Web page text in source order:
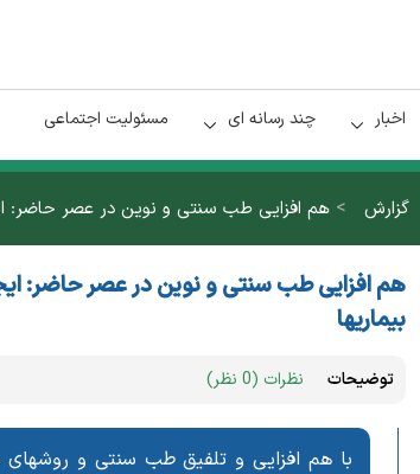
اخبار چند رسانه ای مسئولیت اجتماعی
گزارش > هم افزایی طب سنتی و نوین در عصر حاضر:
هم افزایی طب سنتی و نوین در عصر حاضر:
بیماریها
توضیحات نظرات (0 نظر)
با هم افزایی و تلفیق طب سنتی و روشهای